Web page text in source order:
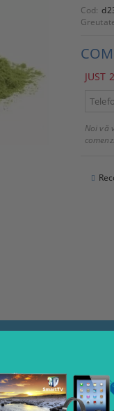
Cod:
JUST
Noi vă